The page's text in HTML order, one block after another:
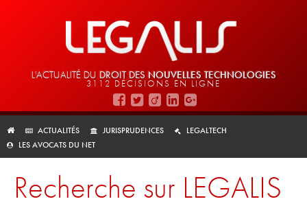
L'ACTUALITÉ DU DROIT DES NOUVELLES TECHNOLOGIES
3112 DÉCISIONS EN LIGNE
ACTUALITÉS JURISPRUDENCES
LEGALTECH
LES AVOCATS DU NET
Recherche sur LEGALIS